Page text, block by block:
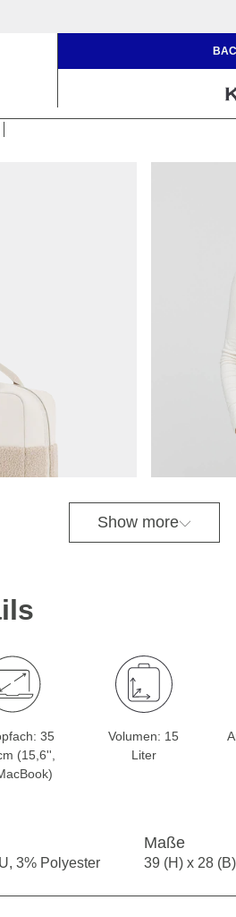
Show more
35
(15,6'',
Volumen: 15
Liter
3% Polyester
Maße
39 (H) x 28